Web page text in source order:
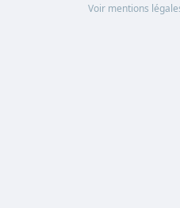
Voir mentions